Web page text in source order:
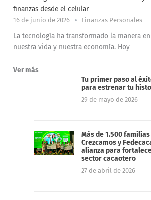
finanzas desde el celular
16 de junio de 2026 Finanzas Personales
La tecnología ha transformado la manera
nuestra vida y nuestra economía. Hoy
Ver más
Tu primer paso al
para estrenar tu
29 de mayo de 2026
Más de 1.500
Crezcamos y
alianza para
sector cacaotero
27 de abril de 2026